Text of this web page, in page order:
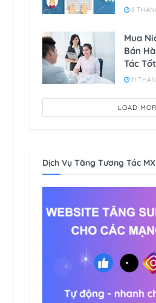
8
Mua
Bán
Tác Tốt
11
LOAD
Dịch Vụ Tăng Tương Tác